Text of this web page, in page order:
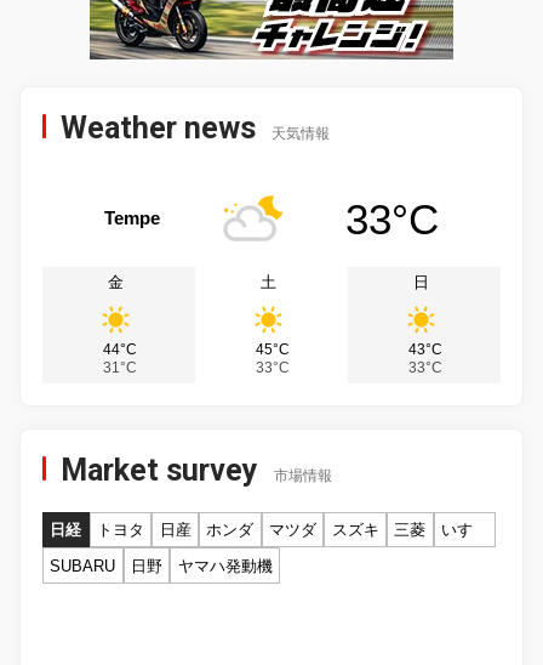
Weather news 天気情報
Tempe 33°C
金
44°C
31°C
土
45°C
33°C
日
43°C
33°C
Market survey 市場情報
日経 トヨタ 日産 ホンダ マツダ スズキ 三菱
いすゞ
SUBARU
日野 ヤマハ発動機